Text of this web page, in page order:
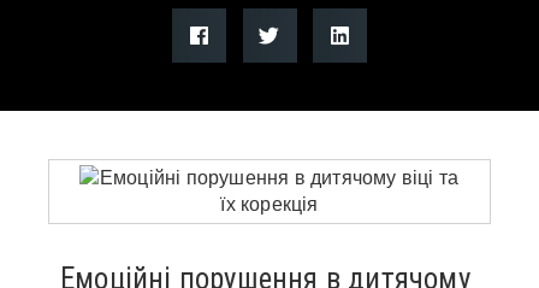
Емоційні порушення в дитячому